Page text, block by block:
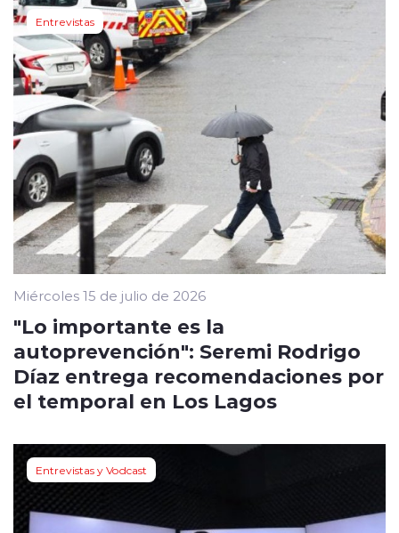
Entrevistas
Miércoles 15 de julio de 2026
"Lo importante es la
autoprevención": Seremi Rodrigo
Díaz entrega recomendaciones por
el temporal en Los Lagos
Entrevistas y Vodcast